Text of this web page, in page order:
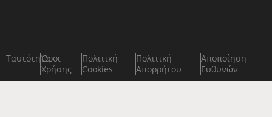
ΤαυτότηταΌροι
Χρήσης
Πολιτική
Cookies
Πολιτική
Απορρήτου
Αποποίηση
Ευθυνών